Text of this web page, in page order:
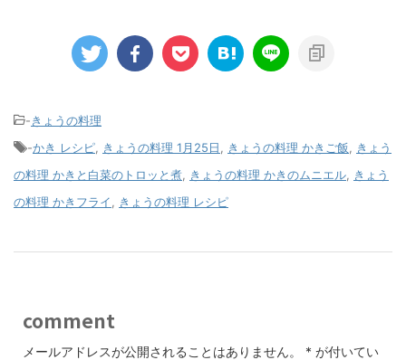
-きょうの料理
-かき レシピ きょうの料理 1月25日 きょうの料理 かきご飯
きょう
の料理 かきと白菜のトロッと煮
きょうの料理 かきのムニエル
きょう
の料理 かきフライ
きょうの料理 レシピ
comment
メールアドレスが公開されることはありません。 * が付いてい